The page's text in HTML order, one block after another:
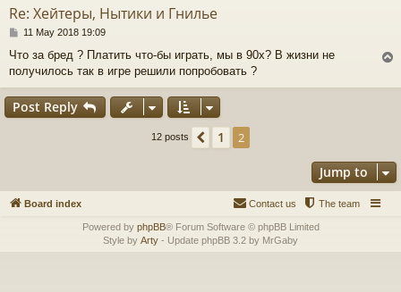
Re: Хейтеры, Нытики и Гнилье
P
s
t
11 May 2018 19:09
Что за бред ? Платить что-бы играть, мы в 90х? В жизни не
получилось так в игре решили попробовать ?
p
Post Reply
12 posts Previous
1 2
Jump to
Board index The team
Contact us
Powered by phpBB® Forum Software © phpBB Limited
Style by Arty - Update phpBB 3.2 by MrGaby